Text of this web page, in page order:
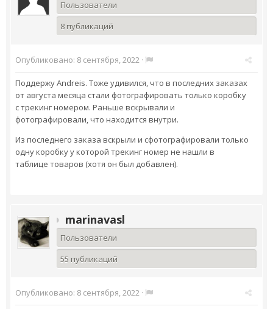
Пользователи
8 публикаций
Опубликовано: 8 сентября, 2022 ·
Поддержу Andreis. Тоже удивился, что в последних заказах
от августа месяца стали фотографировать только коробку
с трекинг номером. Раньше вскрывали и
фотографировали, что находится внутри.
Из последнего заказа вскрыли и сфотографировали только
одну коробку у которой трекинг номер не нашли в
таблице товаров (хотя он был добавлен).
marinavasl
Пользователи
55 публикаций
Опубликовано: 8 сентября, 2022 ·